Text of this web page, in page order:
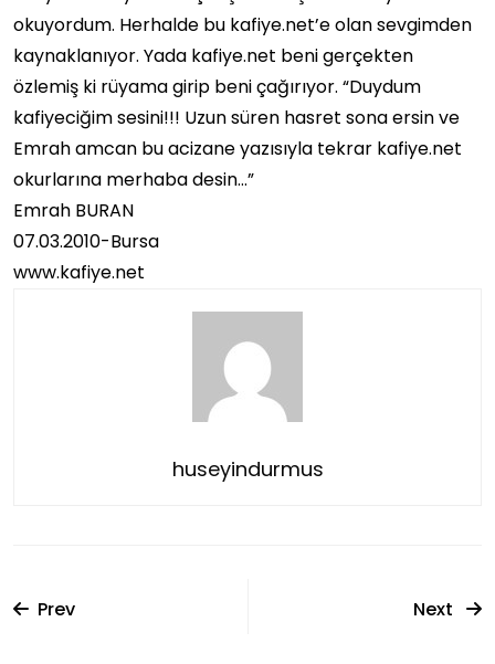
okuyordum. Herhalde bu kafiye.net’e olan sevgimden
kaynaklanıyor. Yada kafiye.net beni gerçekten
özlemiş ki rüyama girip beni çağırıyor. “Duydum
kafiyeciğim sesini!!! Uzun süren hasret sona ersin ve
Emrah amcan bu acizane yazısıyla tekrar kafiye.net
okurlarına merhaba desin…”
Emrah BURAN
07.03.2010-Bursa
www.kafiye.net
huseyindurmus
Prev Next